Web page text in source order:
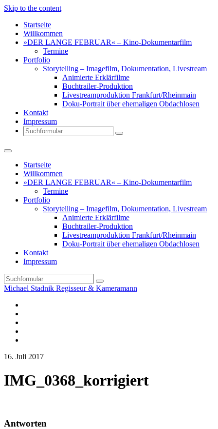
Skip to the content
Startseite
Willkommen
»DER LANGE FEBRUAR« – Kino-Dokumentarfilm
Termine
Portfolio
Storytelling – Imagefilm, Dokumentation, Livestream
Animierte Erklärfilme
Buchtrailer-Produktion
Livestreamproduktion Frankfurt/Rheinmain
Doku-Portrait über ehemaligen Obdachlosen
Kontakt
Impressum
Search
Startseite
Willkommen
»DER LANGE FEBRUAR« – Kino-Dokumentarfilm
Termine
Portfolio
Storytelling – Imagefilm, Dokumentation, Livestream
Animierte Erklärfilme
Buchtrailer-Produktion
Livestreamproduktion Frankfurt/Rheinmain
Doku-Portrait über ehemaligen Obdachlosen
Kontakt
Impressum
Search
Michael Stadnik Regisseur & Kameramann
16. Juli 2017
IMG_0368_korrigiert
Antworten